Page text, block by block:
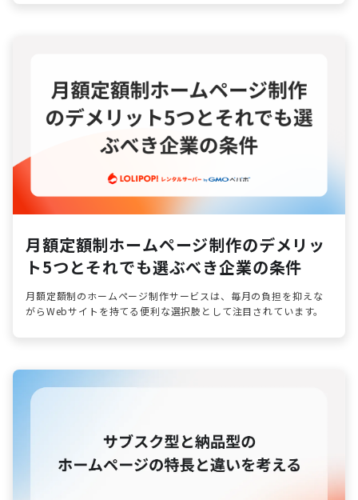
月額定額制ホームページ制作のデメリッ
ト5つとそれでも選ぶべき企業の条件
月額定額制のホームページ制作サービスは、毎月の負担を抑えな
がらWebサイトを持てる便利な選択肢として注目されています。